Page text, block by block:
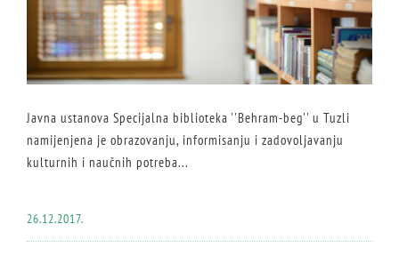
Javna ustanova Specijalna biblioteka ''Behram-beg'' u Tuzli
namijenjena je obrazovanju, informisanju i zadovoljavanju
kulturnih i naučnih potreba...
26.12.2017.